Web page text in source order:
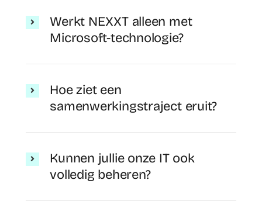
Werkt NEXXT alleen met
Microsoft-technologie?
Hoe ziet een
samenwerkingstraject eruit?
Kunnen jullie onze IT ook
volledig beheren?